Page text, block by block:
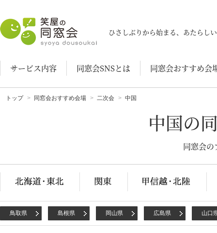
笑屋の同窓会
ひさしぶりから始まる、あたらし
サービス内容 同窓会SNSとは 同窓会おすすめ会
トップ 同窓会おすすめ会場 二次会 中国
中国の
同窓会の
鳥取県 島根県 岡山県 広島県 山口